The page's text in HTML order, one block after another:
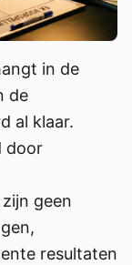
in de
de
al klaar.
door
geen
resultaten